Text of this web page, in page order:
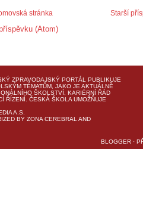
Starší
stránka
(Atom)
ZPRAVODAJSKÝ PORTÁL PUBLIKUJE
TÉMATŮM, JAKO JE AKTUÁLNĚ
ŠKOLSTVÍ, KARIÉRNÍ ŘÁD
ŘÍZENÍ. ČESKÁ ŠKOLA UMOŽŇUJE
A.S.
BY ZONA CEREBRAL AND
BLOGGER ·